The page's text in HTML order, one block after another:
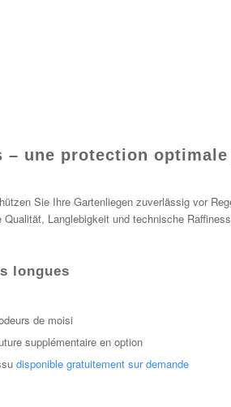
– une protection
Sie Ihre Gartenliegen zuverlässig vor
Langlebigkeit und technische
longues
de moisi
supplémentaire en option
disponible gratuitement sur demande